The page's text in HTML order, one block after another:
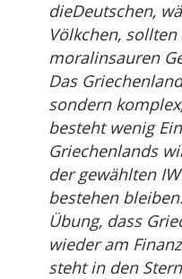
dieDeutschen,
Völkchen,
moralinsauren
Das
sondern
besteht wenig
Griechenlands
der gewählten
bestehen
Übung, dass
wieder am
steht in den